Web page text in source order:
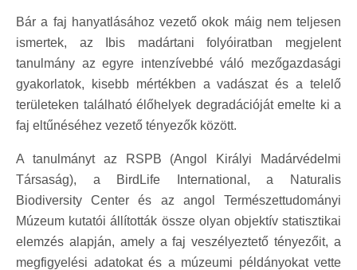
Bár a faj hanyatlásához vezető okok máig nem teljesen
ismertek, az Ibis madártani folyóiratban megjelent
tanulmány az egyre intenzívebbé váló mezőgazdasági
gyakorlatok, kisebb mértékben a vadászat és a telelő
területeken található élőhelyek degradációját emelte ki a
faj eltűnéséhez vezető tényezők között.
A tanulmányt az RSPB (Angol Királyi Madárvédelmi
Társaság), a BirdLife International, a Naturalis
Biodiversity Center és az angol Természettudományi
Múzeum kutatói állították össze olyan objektív statisztikai
elemzés alapján, amely a faj veszélyeztető tényezőit, a
megfigyelési adatokat és a múzeumi példányokat vette